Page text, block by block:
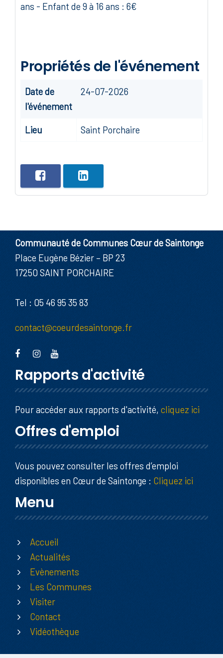
ans - Enfant de 9 à 16 ans : 6€
Propriétés de l'événement
Date de
l'événement
24-07-2026
Lieu Saint Porchaire
Communauté de Communes Cœur de Saintonge
Place Eugène Bézier – BP 23
17250 SAINT PORCHAIRE
Tel : 05 46 95 35 83
contact@coeurdesaintonge.fr
Rapports d'activité
Pour accéder aux rapports d'activité, cliquez ici
Offres d'emploi
Vous pouvez consulter les offres d’emploi
disponibles en Cœur de Saintonge : Cliquez ici
Menu
Accueil
Actualités
Evènements
Les Communes
Visiter
Contact
Vidéothèque